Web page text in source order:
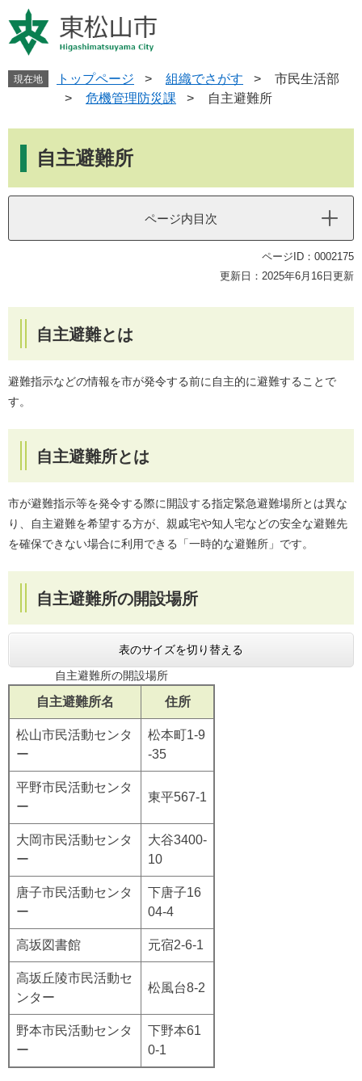
ー
ジ
す
ニ
ュ
し
へ
現在地 トップページ > 組織でさがす >
市民生活部
>
危機管理防災課 > 自主避難所
自主避難所
ページ内目次
ページID：0002175
更新日：2025年6月16日更新
自主避難とは
避難指示などの情報を市が発令する前に自主的に避難することで
す。
自主避難所とは
市が避難指示等を発令する際に開設する指定緊急避難場所とは異な
り、自主避難を希望する方が、親戚宅や知人宅などの安全な避難先
を確保できない場合に利用できる「一時的な避難所」です。
自主避難所の開設場所
表のサイズを切り替える
自主避難所の開設場所
自主避難所名 住所
松山市民活動センタ
ー
松本町1-9
-35
平野市民活動センタ
ー
東平567-1
大岡市民活動センタ
ー
大谷3400-
10
唐子市民活動センタ
ー
下唐子16
04-4
高坂図書館 元宿2-6-1
高坂丘陵市民活動セ
ンター
松風台8-2
野本市民活動センタ
ー
下野本61
0-1